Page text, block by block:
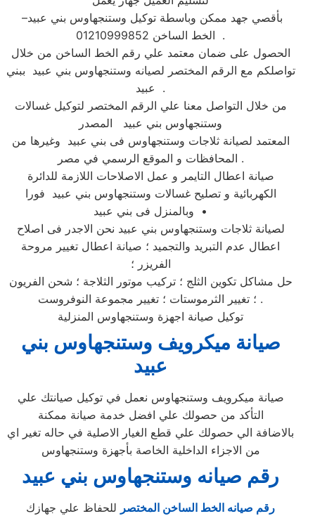
بأقصي جهد ممكن وباسطة توكيل وستنجهاوس بني عبيد–
الخط الساخن 01210999852 .
الحصول على ضمان معتمد علي رقم الخط الساخن من خلال
تواصلكم مع الرقم المختصر لصيانه وستنجهاوس بني عبيد ببني
عبيد .
من خلال التواصل معنا علي الرقم المختصر لتوكيل غسالات
وستنجهاوس بني عبيد المصدر
المعتمد لصيانة ثلاجات وستنجهاوس فى بني عبيد وغيرها من
المحافظات و الموقع الرسمي في مصر .
صيانة اعطال التايمر و عمل الاصلاحات اللازمة للدائرة
الكهربائية و تصليح غسالات وستنجهاوس بني عبيد فورا
وبالمنزل فى بني عبيد •
لصيانة ثلاجات وستنجهاوس بني عبيد نحن الاجدر فى اصلاح
اعطال عدم التبريد والتجميد ؛ صيانة اعطال تغيير مروحة
الفريزر ؛
حل مشاكل تكوين الثلج ؛ تركيب موتور الثلاجة ؛ شحن الفريون
؛ تغيير الثرموستات ؛ تغيير مجموعة النوفروست .
توكيل صيانة اجهزة وستنجهاوس المنزلية
صيانة ميكرويف وستنجهاوس بني
عبيد
صيانة ميكرويف وستنجهاوس نعمل في توكيل صيانتك علي
التأكد من حصولك علي افضل خدمة صيانة ممكنة
بالاضافة الي حصولك علي قطع الغيار الاصلية في حاله تغير اي
من الاجزاء الداخلية الخاصة بأجهزة وستنجهاوس
رقم صيانه وستنجهاوس بني عبيد
رقم صيانه الخط الساخن المختصر للحفاظ علي جهازك